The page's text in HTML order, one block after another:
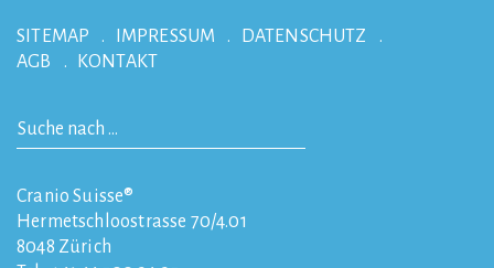
SITEMAP IMPRESSUM
DATENSCHUTZ
AGB
KONTAKT
Cranio Suisse®
Hermetschloostrasse 70/4.01
8048 Zürich